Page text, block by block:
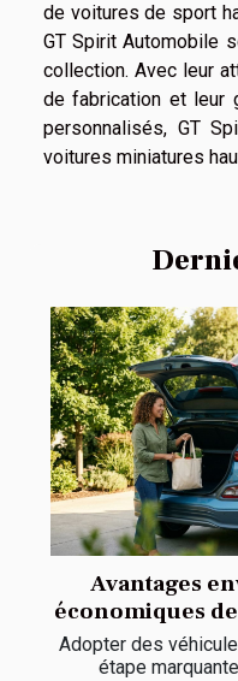
de voitures de sport
GT Spirit Automobile
collection. Avec leur
de fabrication et leur
personnalisés, GT
voitures miniatures
Avantages
économiques
Adopter des
étape